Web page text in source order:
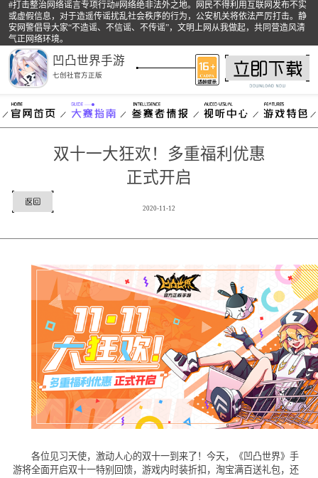
#打击整治网络谣言专项行动#网络绝非法外之地。网民不得利用互联网发布不实
或虚假信息，对于造遥传谣扰乱社会秩序的行为，公安机关将依法严厉打击。静
安网警倡导大家“不造谣、不信谣、不传谣”，文明上网从我做起，共同营造风清
气正网络环境。
凹凸世界手游
七创社官方正版
双十一大狂欢！多重福利优惠
正式开启
2020-11-12
各位见习天使，激动人心的双十一到来了！今天，《凹凸世界》手
游将全面开启双十一特别回馈，游戏内时装折扣，淘宝满百送礼包，还